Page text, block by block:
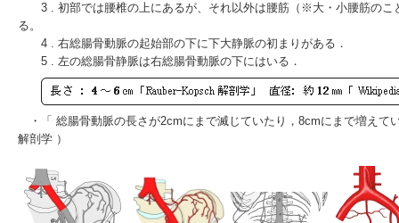
3 . 初部では腰椎の上にあるが、それ以外は腰筋（※ 大・ 小腰筋のこ
る。
4 . 右総腸骨動脈の起始部の下に下大静脈の初まりがある．
5 . 左の総腸骨静脈は右総腸骨動脈の下にはいる．
・「 総腸骨動脈の長さが2cmにまで滅じていたり，8cmにまで増えて
解剖学 ）